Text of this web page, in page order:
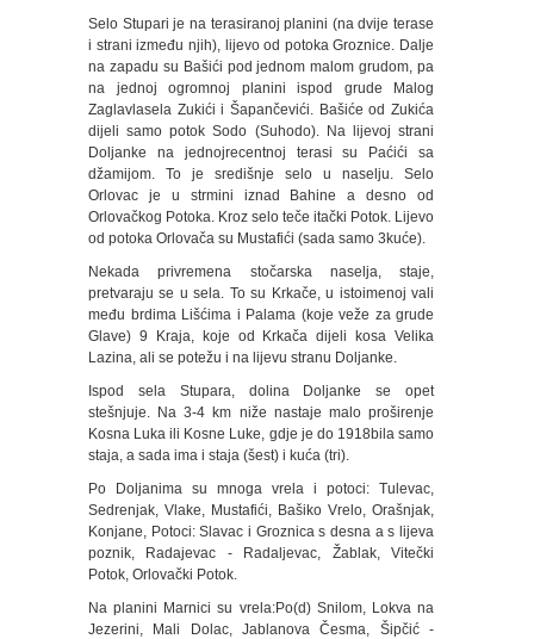
Selo Stupari je na terasiranoj planini (na dvije terase
i strani između njih), lijevo od potoka Groznice. Dalje
na zapadu su Bašići pod jednom malom grudom, pa
na jednoj ogromnoj planini ispod grude Malog
Zaglavlasela Zukići i Šapančevići. Bašiće od Zukića
dijeli samo potok Sodo (Suhodo). Na lijevoj strani
Doljanke na jednojrecentnoj terasi su Paćići sa
džamijom. To je središnje selo u naselju. Selo
Orlovac je u strmini iznad Bahine a desno od
Orlovačkog Potoka. Kroz selo teče itački Potok. Lijevo
od potoka Orlovača su Mustafići (sada samo 3kuće).
Nekada privremena stočarska naselja, staje,
pretvaraju se u sela. To su Krkače, u istoimenoj vali
među brdima Lišćima i Palama (koje veže za grude
Glave) 9 Kraja, koje od Krkača dijeli kosa Velika
Lazina, ali se potežu i na lijevu stranu Doljanke.
Ispod sela Stupara, dolina Doljanke se opet
stešnjuje. Na 3-4 km niže nastaje malo proširenje
Kosna Luka ili Kosne Luke, gdje je do 1918bila samo
staja, a sada ima i staja (šest) i kuća (tri).
Po Doljanima su mnoga vrela i potoci: Tulevac,
Sedrenjak, Vlake, Mustafići, Bašiko Vrelo, Orašnjak,
Konjane, Potoci: Slavac i Groznica s desna a s lijeva
poznik, Radajevac - Radaljevac, Žablak, Vitečki
Potok, Orlovački Potok.
Na planini Marnici su vrela:Po(d) Snilom, Lokva na
Jezerini, Mali Dolac, Jablanova Česma, Šipčić -